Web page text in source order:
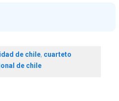
de chile, cuarteto
de chile